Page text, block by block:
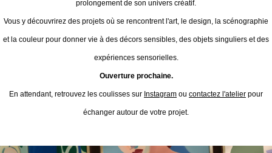
prolongement de son univers créatif.
Vous y découvrirez des projets où se rencontrent l'art, le design, la scénographie
et la couleur pour donner vie à des décors sensibles, des objets singuliers et des
expériences sensorielles.
Ouverture prochaine.
En attendant, retrouvez les coulisses sur Instagram ou contactez l'atelier pour
échanger autour de votre projet.